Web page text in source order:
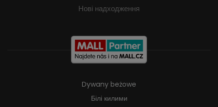
Нові надходження
Dywany beżowe
Білі килими